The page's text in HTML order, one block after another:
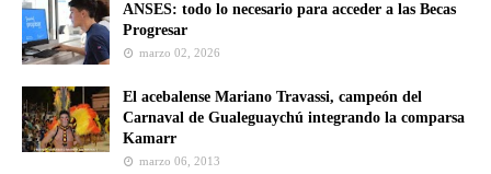
ANSES: todo lo necesario para acceder a las Becas
Progresar
marzo 02, 2026
El acebalense Mariano Travassi, campeón del
Carnaval de Gualeguaychú integrando la comparsa
Kamarr
marzo 06, 2013